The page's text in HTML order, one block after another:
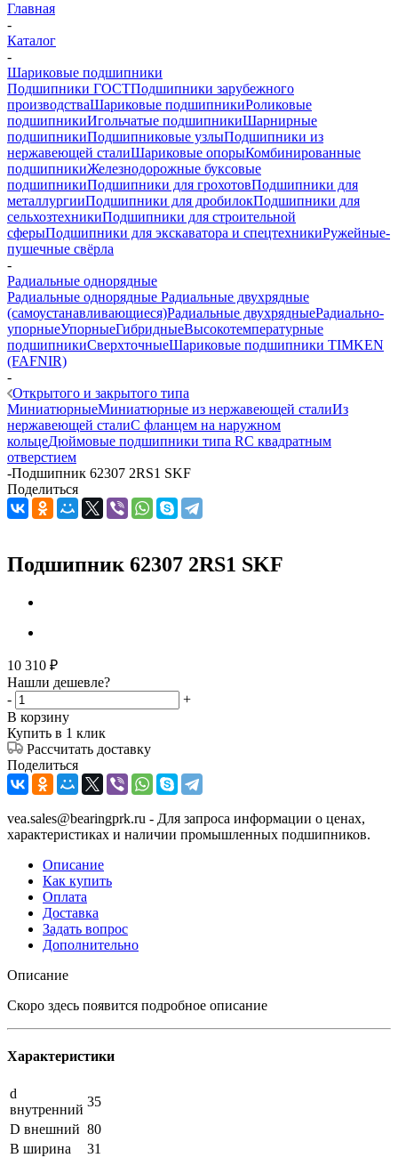
Главная
-
Каталог
-
Шариковые подшипники
Подшипники ГОСТПодшипники зарубежного
производстваШариковые подшипникиРоликовые
подшипникиИгольчатые подшипникиШарнирные
подшипникиПодшипниковые узлыПодшипники из
нержавеющей сталиШариковые опорыКомбинированные
подшипникиЖелезнодорожные буксовые
подшипникиПодшипники для грохотовПодшипники для
металлургииПодшипники для дробилокПодшипники для
сельхозтехникиПодшипники для строительной
сферыПодшипники для экскаватора и спецтехникиРужейные-
пушечные свёрла
-
Радиальные однорядные
Радиальные однорядные Радиальные двухрядные
(самоустанавливающиеся)Радиальные двухрядныеРадиально-
упорныеУпорныеГибридныеВысокотемпературные
подшипникиСверхточныеШариковые подшипники TIMKEN
(FAFNIR)
-
Открытого и закрытого типа
МиниатюрныеМиниатюрные из нержавеющей сталиИз
нержавеющей сталиС фланцем на наружном
кольцеДюймовые подшипники типа RС квадратным
отверстием
-Подшипник 62307 2RS1 SKF
Поделиться
Подшипник 62307 2RS1 SKF
10 310 ₽
Нашли дешевле?
-
+
В корзину
Купить в 1 клик
Рассчитать доставку
Поделиться
vea.sales@bearingprk.ru - Для запроса информации о ценах,
характеристиках и наличии промышленных подшипников.
Описание
Как купить
Оплата
Доставка
Задать вопрос
Дополнительно
Описание
Скоро здесь появится подробное описание
Характеристики
d
внутренний
35
D внешний 80
B ширина
31